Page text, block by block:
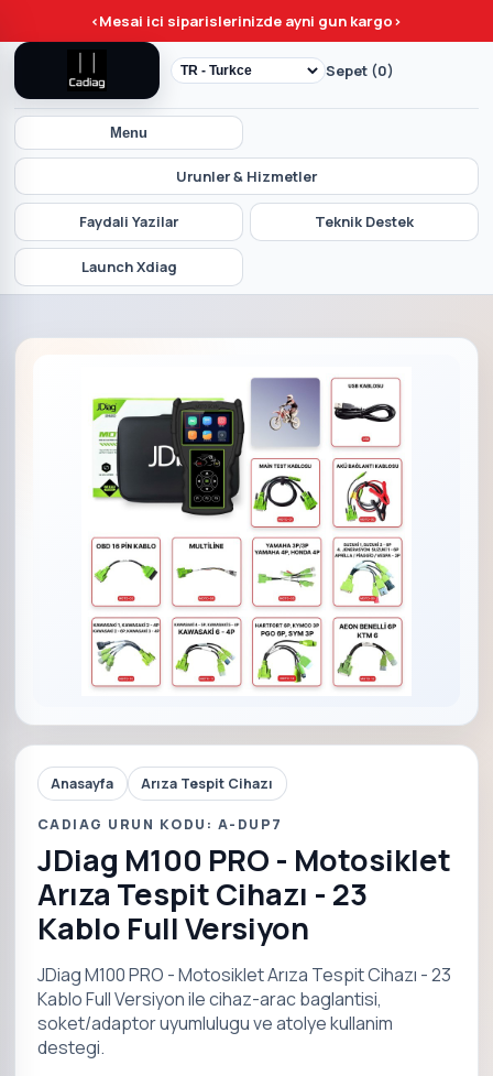
<Mesai ici siparislerinizde ayni gun kargo>
Menu
Urunler & Hizmetler
Faydali Yazilar Teknik Destek
Launch Xdiag
Sepet (0)
Anasayfa Arıza Tespit Cihazı
CADIAG URUN KODU: A-DUP7
JDiag M100 PRO - Motosiklet
Arıza Tespit Cihazı - 23
Kablo Full Versiyon
JDiag M100 PRO - Motosiklet Arıza Tespit Cihazı - 23
Kablo Full Versiyon ile cihaz-arac baglantisi,
soket/adaptor uyumlulugu ve atolye kullanim
destegi.